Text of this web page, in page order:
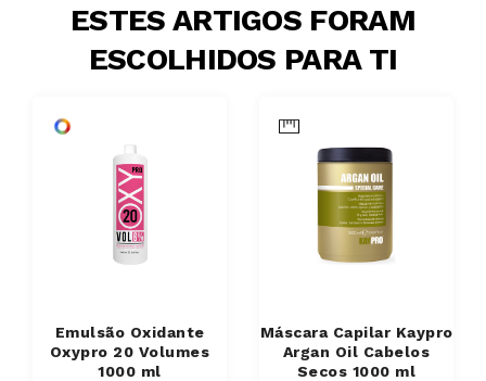
ESTES ARTIGOS FORAM
ESCOLHIDOS PARA TI
Emulsão Oxidante
Oxypro 20 Volumes
1000 ml
Máscara Capilar Kaypro
Argan Oil Cabelos
Secos 1000 ml